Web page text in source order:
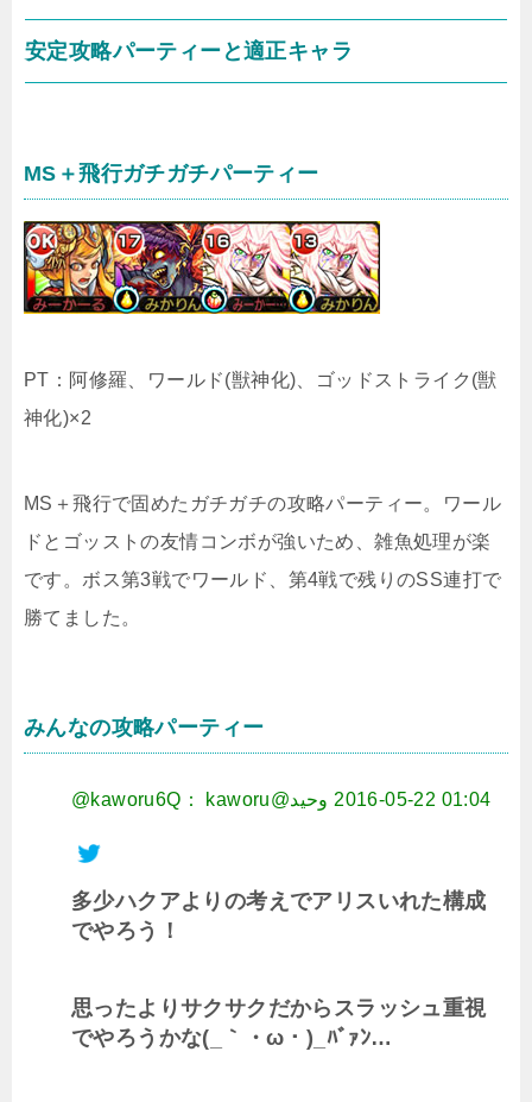
安定攻略パーティーと適正キャラ
MS＋飛行ガチガチパーティー
PT：阿修羅、ワールド(獣神化)、ゴッドストライク(獣
神化)×2
MS＋飛行で固めたガチガチの攻略パーティー。ワール
ドとゴッストの友情コンボが強いため、雑魚処理が楽
です。ボス第3戦でワールド、第4戦で残りのSS連打で
勝てました。
みんなの攻略パーティー
@kaworu6Q： kaworu@وحيد 2016-05-22 01:04
多少ハクアよりの考えでアリスいれた構成
でやろう！
思ったよりサクサクだからスラッシュ重視
でやろうかな(_｀・ω・)_ﾊﾞｧﾝ…